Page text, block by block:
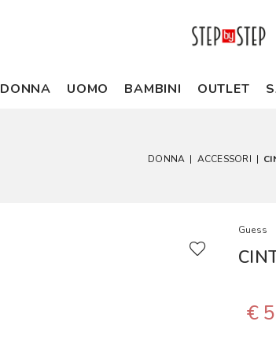
DONNA UOMO BAMBINI OUTLET
DONNA | ACCESSORI |
Guess
€